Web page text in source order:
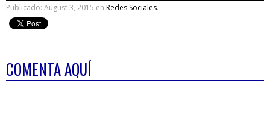
Publicado: August 3, 2015 en Redes Sociales.
COMENTA AQUÍ